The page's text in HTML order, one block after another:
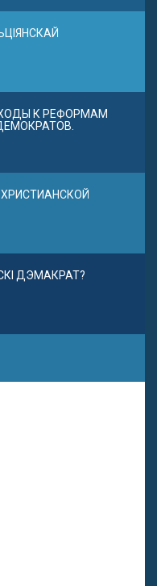
К РЕФОРМАМ
ДЭМАКРАТ?